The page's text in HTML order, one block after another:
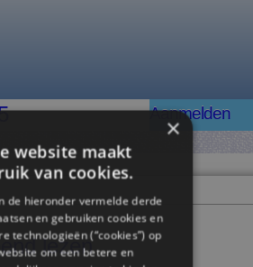
Aanmelden
lezen
×
website maakt
van cookies.
de hieronder vermelde derde
en gebruiken cookies en
technologieën (“cookies”) op
om een ​​betere en